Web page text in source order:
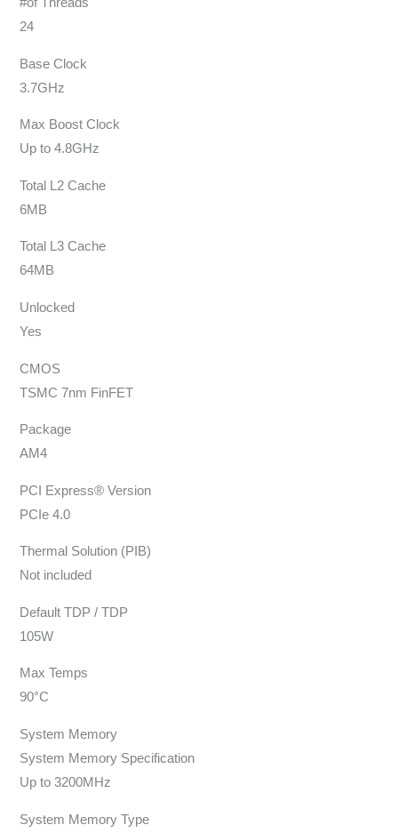
24
Base Clock
3.7GHz
Max Boost Clock
Up to 4.8GHz
Total L2 Cache
6MB
Total L3 Cache
64MB
Unlocked
Yes
CMOS
TSMC 7nm FinFET
Package
AM4
PCI Express® Version
PCIe 4.0
Thermal Solution (PIB)
Not included
Default TDP / TDP
105W
Max Temps
90°C
System Memory
System Memory Specification
Up to 3200MHz
System Memory Type